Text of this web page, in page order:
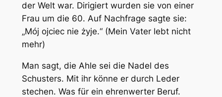
der Welt war. Dirigiert wurden sie von einer
Frau um die 60. Auf Nachfrage sagte sie:
„Mój ojciec nie żyje.“ (Mein Vater lebt nicht
mehr)
Man sagt, die Ahle sei die Nadel des
Schusters. Mit ihr könne er durch Leder
stechen. Was für ein ehrenwerter Beruf.